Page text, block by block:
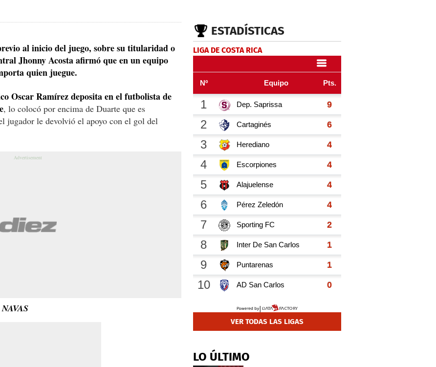
al inicio del juego, sobre su titularidad o
Jhonny Acosta afirmó que en un equipo
quien juegue.
Oscar Ramírez deposita en el futbolista de
, lo colocó por encima de Duarte que es
jugador le devolvió el apoyo con el gol del
ESTADÍSTICAS
LIGA DE COSTA RICA
VER TODAS LAS LIGAS
LO ÚLTIMO